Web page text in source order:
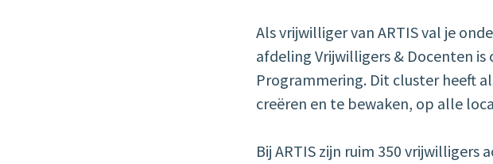
Als vrijwilliger van ARTIS val je
afdeling Vrijwilligers & Docenten
Programmering. Dit cluster heeft
creëren en te bewaken, op alle
Bij ARTIS zijn ruim 350 vrijwilligers